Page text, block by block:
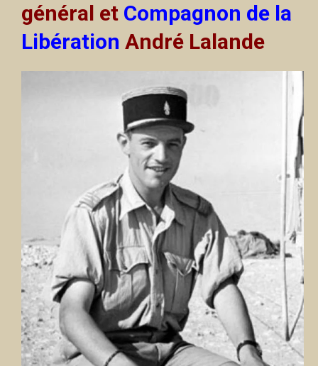
général et Compagnon de la
Libération André Lalande